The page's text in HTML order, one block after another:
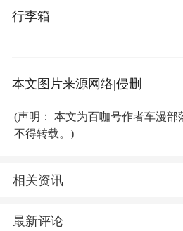
行李箱
本文图片来源网络|侵删
(声明： 本文为百咖号作者车漫部
不得转载。)
相关资讯
最新评论